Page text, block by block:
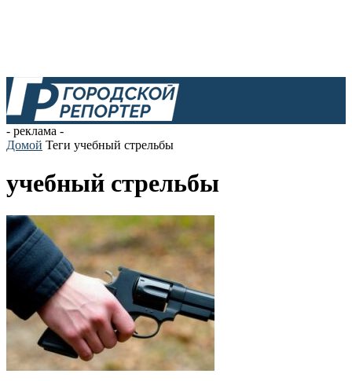
- реклама -
Домой Теги учебный стрельбы
учебный стрельбы